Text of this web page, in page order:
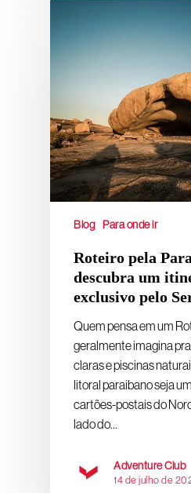
Blog Para onde ir
Roteiro pela
descubra um
exclusivo pelo
Quem pensa em um
geralmente imagina
claras e piscinas
litoral paraibano seja
cartões-postais do
lado do…
Adventure Club
14 de julho de